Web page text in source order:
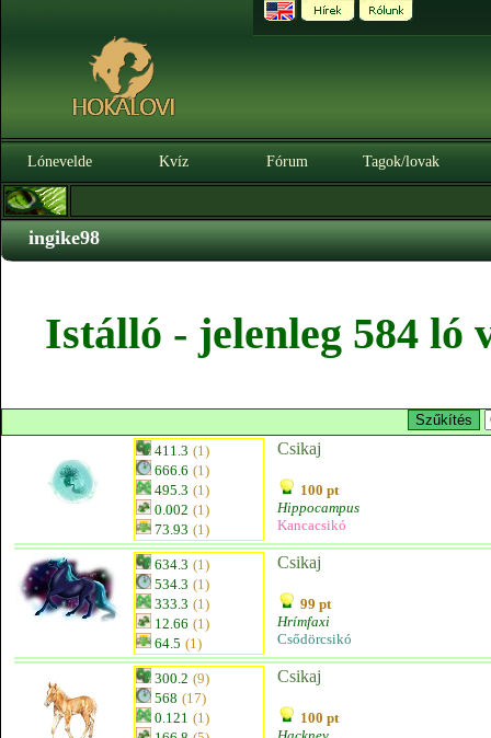
Lónevelde Kvíz Fórum Tagok/lovak
ingike98
Istálló - jelenleg 584 ló
411.3 (1)
666.6 (1)
495.3 (1)
0.002 (1)
73.93 (1)
Csikaj
100 pt
Hippocampus
Kancacsikó
634.3 (1)
534.3 (1)
333.3 (1)
12.66 (1)
64.5 (1)
Csikaj
99 pt
Hrímfaxi
Csődörcsikó
300.2 (9)
568 (17)
0.121 (1)
Csikaj
100 pt